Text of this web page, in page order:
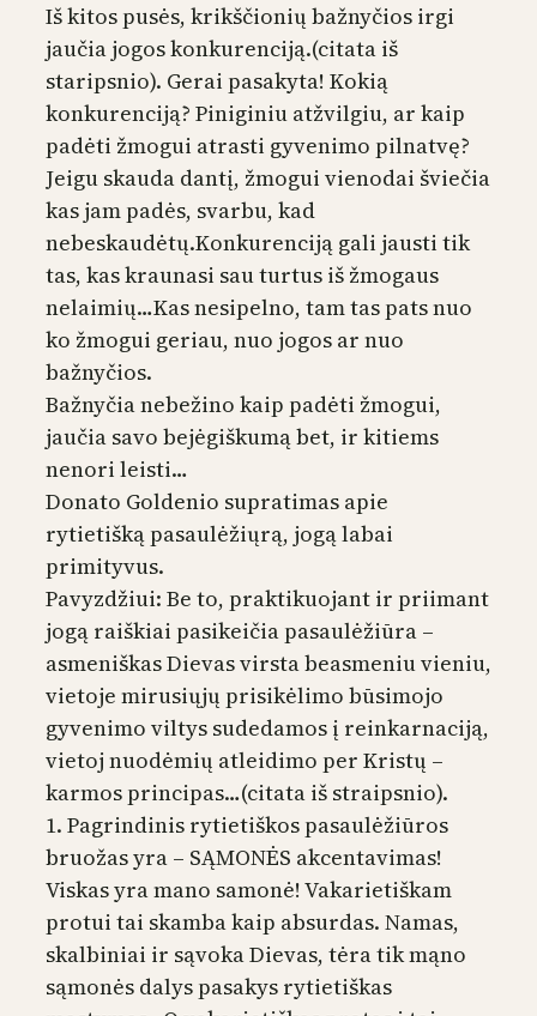
Iš kitos pusės, krikščionių bažnyčios irgi
jaučia jogos konkurenciją.(citata iš
staripsnio). Gerai pasakyta! Kokią
konkurenciją? Piniginiu atžvilgiu, ar kaip
padėti žmogui atrasti gyvenimo pilnatvę?
Jeigu skauda dantį, žmogui vienodai šviečia
kas jam padės, svarbu, kad
nebeskaudėtų.Konkurenciją gali jausti tik
tas, kas kraunasi sau turtus iš žmogaus
nelaimių…Kas nesipelno, tam tas pats nuo
ko žmogui geriau, nuo jogos ar nuo
bažnyčios.
Bažnyčia nebežino kaip padėti žmogui,
jaučia savo bejėgiškumą bet, ir kitiems
nenori leisti…
Donato Goldenio supratimas apie
rytietišką pasaulėžiųrą, jogą labai
primityvus.
Pavyzdžiui: Be to, praktikuojant ir priimant
jogą raiškiai pasikeičia pasaulėžiūra –
asmeniškas Dievas virsta beasmeniu vieniu,
vietoje mirusiųjų prisikėlimo būsimojo
gyvenimo viltys sudedamos į reinkarnaciją,
vietoj nuodėmių atleidimo per Kristų –
karmos principas…(citata iš straipsnio).
1. Pagrindinis rytietiškos pasaulėžiūros
bruožas yra – SĄMONĖS akcentavimas!
Viskas yra mano samonė! Vakarietiškam
protui tai skamba kaip absurdas. Namas,
skalbiniai ir sąvoka Dievas, tėra tik mąno
sąmonės dalys pasakys rytietiškas